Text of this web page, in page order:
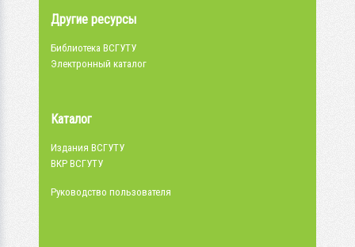
Другие ресурсы
Библиотека ВСГУТУ
Электронный каталог
Каталог
Издания ВСГУТУ
ВКР ВСГУТУ
Руководство пользователя